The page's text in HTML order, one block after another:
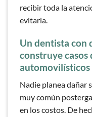
recibir toda la
evitarla.
Un dentista con
construye casos
automovilísticos
Nadie planea dañar
muy común
en los costos. De